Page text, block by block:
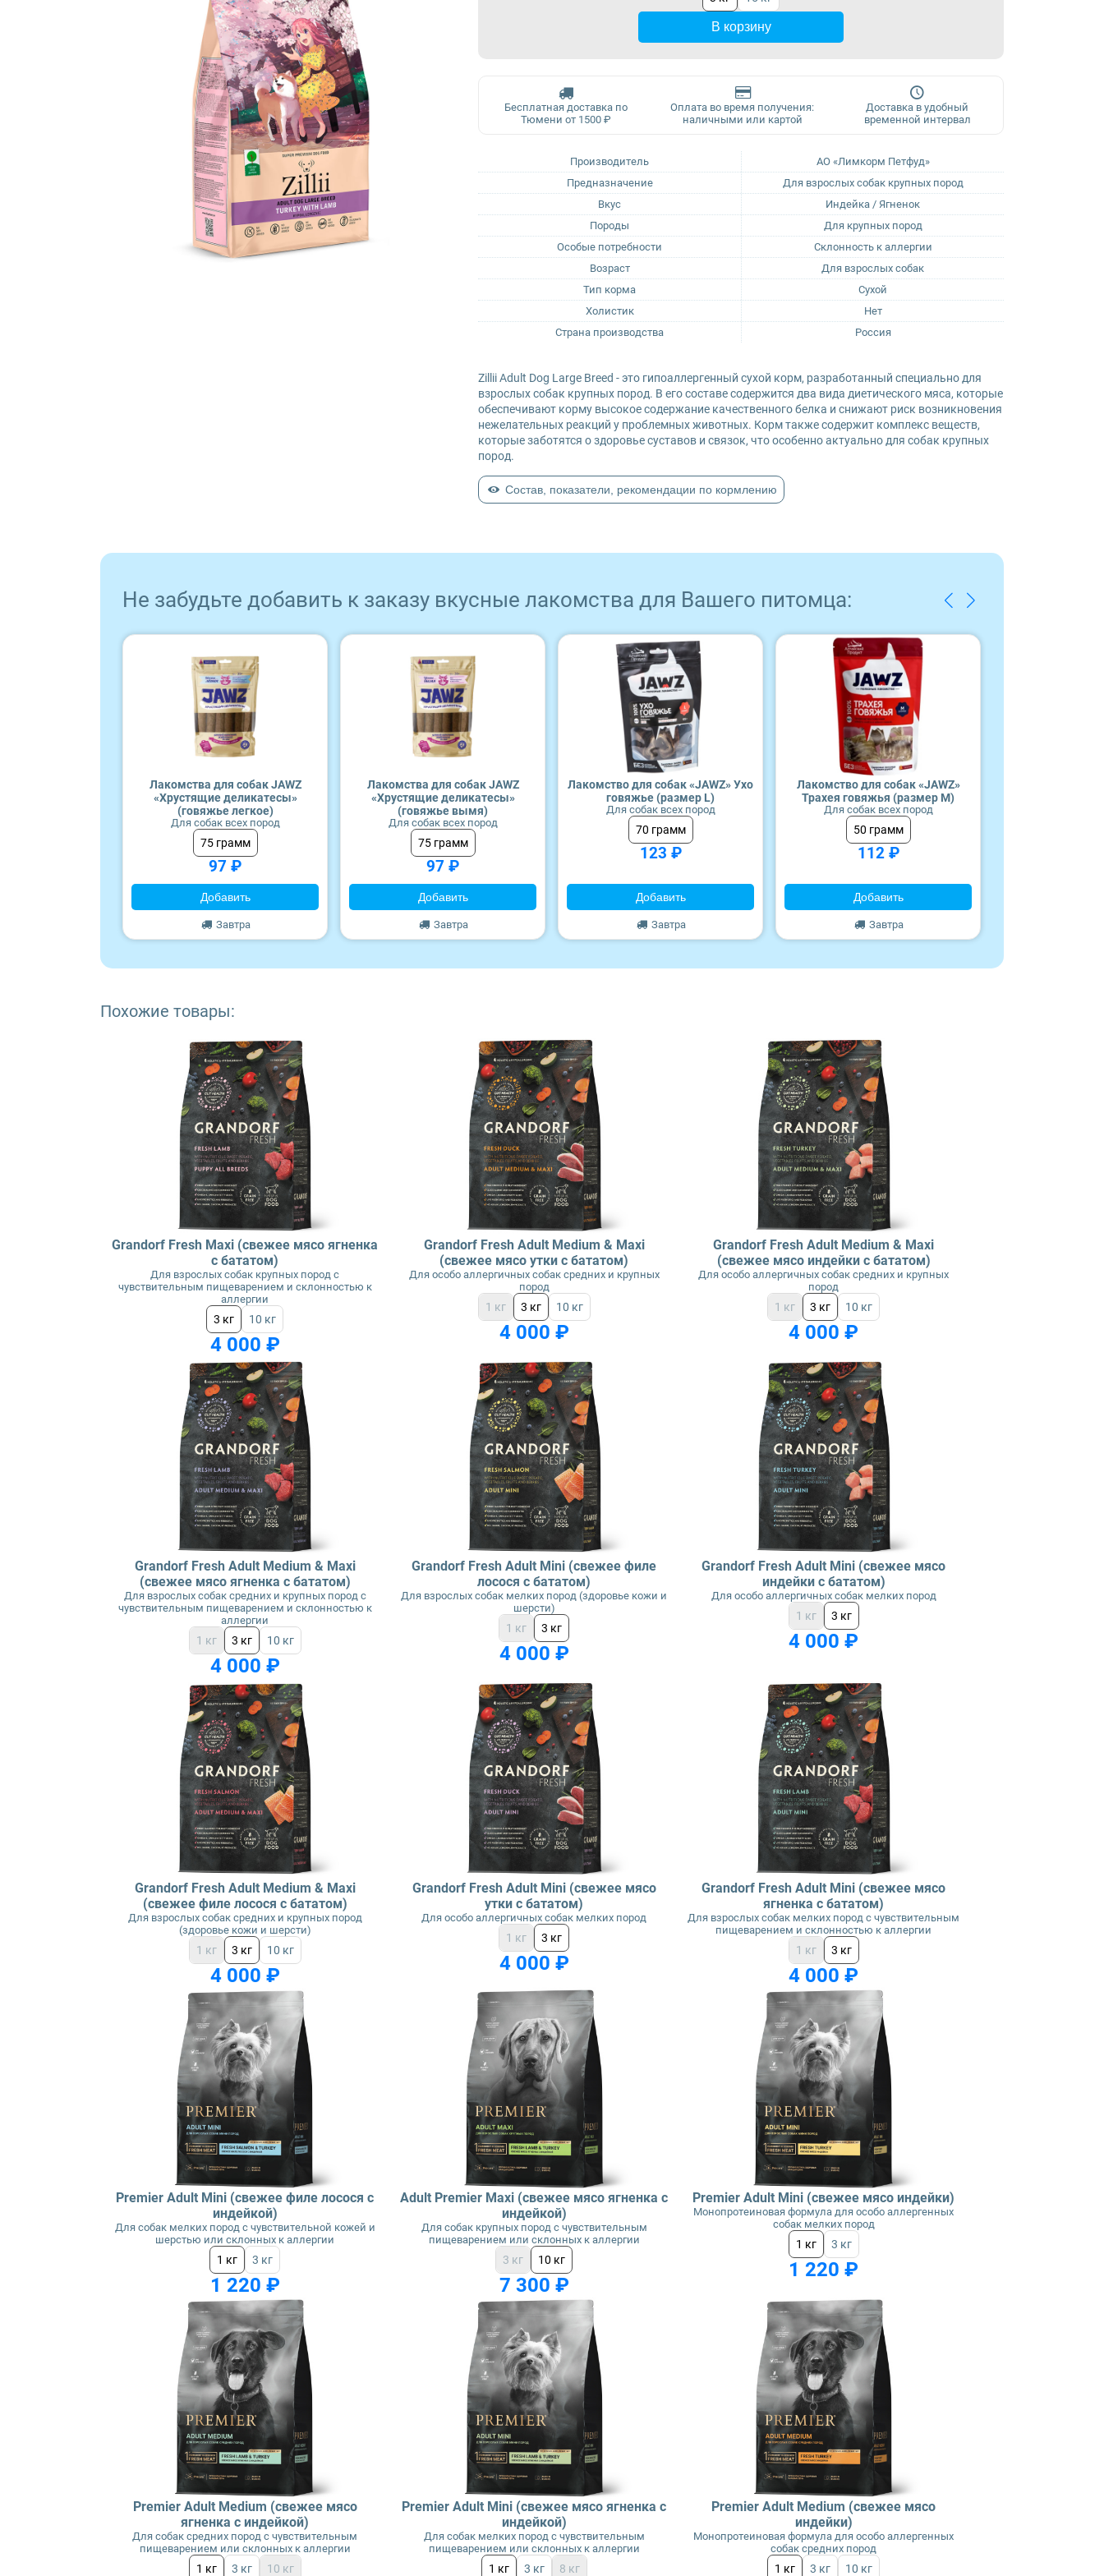
В корзину
Бесплатная доставка по
Тюмени от 1500 ₽
Оплата во время получения:
наличными или картой
Доставка в удобный
временной интервал
Производитель
АО «Лимкорм Петфуд»
Предназначение
Для взрослых собак крупных пород
Вкус
Индейка / Ягненок
Породы
Для крупных пород
Особые потребности
Склонность к аллергии
Возраст
Для взрослых собак
Тип корма
Сухой
Холистик
Нет
Страна производства
Россия
Zillii Adult Dog Large Breed - это гипоаллергенный сухой корм, разработанный специально для
взрослых собак крупных пород. В его составе содержится два вида диетического мяса, которые
обеспечивают корму высокое содержание качественного белка и снижают риск возникновения
нежелательных реакций у проблемных животных. Корм также содержит комплекс веществ,
которые заботятся о здоровье суставов и связок, что особенно актуально для собак крупных
пород.
Состав, показатели, рекомендации по кормлению
Не забудьте добавить к заказу вкусные лакомства для Вашего питомца:
Лакомства для собак JAWZ
«Хрустящие деликатесы»
(говяжье легкое)
Для собак всех пород
75 грамм
97 ₽
Добавить
Завтра
Лакомства для собак JAWZ
«Хрустящие деликатесы»
(говяжье вымя)
Для собак всех пород
75 грамм
97 ₽
Добавить
Завтра
Лакомство для собак «JAWZ» Ухо
говяжье (размер L)
Для собак всех пород
70 грамм
123 ₽
Добавить
Завтра
Лакомство для собак «JAWZ»
Трахея говяжья (размер M)
Для собак всех пород
50 грамм
112 ₽
Добавить
Завтра
Похожие товары:
Grandorf Fresh Maxi (свежее мясо ягненка
с бататом)
Для взрослых собак крупных пород с
чувствительным пищеварением и склонностью к
аллергии
3 кг 10 кг
4 000 ₽
Grandorf Fresh Adult Medium & Maxi
(свежее мясо утки с бататом)
Для особо аллергичных собак средних и крупных
пород
1 кг 3 кг 10 кг
4 000 ₽
Grandorf Fresh Adult Medium & Maxi
(свежее мясо индейки с бататом)
Для особо аллергичных собак средних и крупных
пород
1 кг 3 кг 10 кг
4 000 ₽
Grandorf Fresh Adult Medium & Maxi
(свежее мясо ягненка с бататом)
Для взрослых собак средних и крупных пород с
чувствительным пищеварением и склонностью к
аллергии
1 кг 3 кг 10 кг
4 000 ₽
Grandorf Fresh Adult Mini (свежее филе
лосося с бататом)
Для взрослых собак мелких пород (здоровье кожи и
шерсти)
1 кг 3 кг
4 000 ₽
Grandorf Fresh Adult Mini (свежее мясо
индейки с бататом)
Для особо аллергичных собак мелких пород
1 кг 3 кг
4 000 ₽
Grandorf Fresh Adult Medium & Maxi
(свежее филе лосося с бататом)
Для взрослых собак средних и крупных пород
(здоровье кожи и шерсти)
1 кг 3 кг 10 кг
4 000 ₽
Grandorf Fresh Adult Mini (свежее мясо
утки с бататом)
Для особо аллергичных собак мелких пород
1 кг 3 кг
4 000 ₽
Grandorf Fresh Adult Mini (свежее мясо
ягненка с бататом)
Для взрослых собак мелких пород с чувствительным
пищеварением и склонностью к аллергии
1 кг 3 кг
4 000 ₽
Premier Adult Mini (свежее филе лосося с
индейкой)
Для собак мелких пород с чувствительной кожей и
шерстью или склонных к аллергии
1 кг 3 кг
1 220 ₽
Adult Premier Maxi (свежее мясо ягненка с
индейкой)
Для собак крупных пород с чувствительным
пищеварением или склонных к аллергии
3 кг 10 кг
7 300 ₽
Premier Adult Mini (свежее мясо индейки)
Монопротеиновая формула для особо аллергенных
собак мелких пород
1 кг 3 кг
1 220 ₽
Premier Adult Medium (свежее мясо
ягненка с индейкой)
Для собак средних пород с чувствительным
пищеварением или склонных к аллергии
1 кг 3 кг 10 кг
Premier Adult Mini (свежее мясо ягненка с
индейкой)
Для собак мелких пород с чувствительным
пищеварением или склонных к аллергии
1 кг 3 кг 8 кг
Premier Adult Medium (свежее мясо
индейки)
Монопротеиновая формула для особо аллергенных
собак средних пород
1 кг 3 кг 10 кг